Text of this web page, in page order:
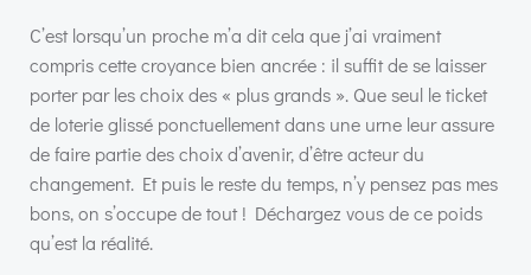
C’est lorsqu’un proche m’a dit cela que j’ai vraiment
compris cette croyance bien ancrée : il suffit de se laisser
porter par les choix des « plus grands ». Que seul le ticket
de loterie glissé ponctuellement dans une urne leur assure
de faire partie des choix d’avenir, d’être acteur du
changement. Et puis le reste du temps, n’y pensez pas mes
bons, on s’occupe de tout ! Déchargez vous de ce poids
qu’est la réalité.